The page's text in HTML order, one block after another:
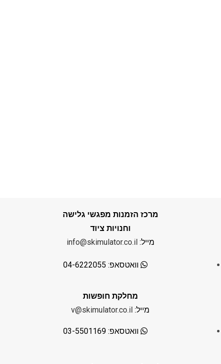
מרכז הזמנות מפגשי גלישה
וחנויות ציוד
מייל:info@skimulator.co.il
וואטסאפ: 04-6222055
מחלקת חופשות
מייל: v@skimulator.co.il
וואטסאפ: 03-5501169